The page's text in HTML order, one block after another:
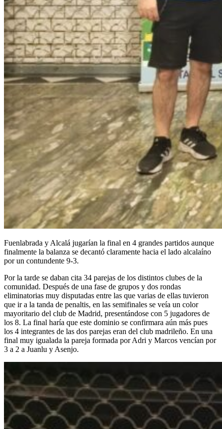
Fuenlabrada y Alcalá jugarían la final en 4 grandes partidos aunque
finalmente la balanza se decantó claramente hacia el lado alcalaíno
por un contundente 9-3.
Por la tarde se daban cita 34 parejas de los distintos clubes de la
comunidad. Después de una fase de grupos y dos rondas
eliminatorias muy disputadas entre las que varias de ellas tuvieron
que ir a la tanda de penaltis, en las semifinales se veía un color
mayoritario del club de Madrid, presentándose con 5 jugadores de
los 8. La final haría que este dominio se confirmara aún más pues
los 4 integrantes de las dos parejas eran del club madrileño. En una
final muy igualada la pareja formada por Adri y Marcos vencían por
3 a 2 a Juanlu y Asenjo.